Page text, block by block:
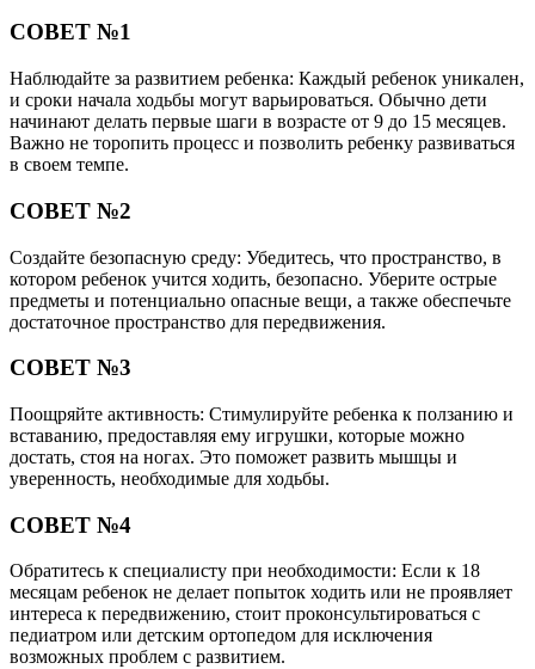
СОВЕТ №1
Наблюдайте за развитием ребенка: Каждый ребенок уникален,
и сроки начала ходьбы могут варьироваться. Обычно дети
начинают делать первые шаги в возрасте от 9 до 15 месяцев.
Важно не торопить процесс и позволить ребенку развиваться
в своем темпе.
СОВЕТ №2
Создайте безопасную среду: Убедитесь, что пространство, в
котором ребенок учится ходить, безопасно. Уберите острые
предметы и потенциально опасные вещи, а также обеспечьте
достаточное пространство для передвижения.
СОВЕТ №3
Поощряйте активность: Стимулируйте ребенка к ползанию и
вставанию, предоставляя ему игрушки, которые можно
достать, стоя на ногах. Это поможет развить мышцы и
уверенность, необходимые для ходьбы.
СОВЕТ №4
Обратитесь к специалисту при необходимости: Если к 18
месяцам ребенок не делает попыток ходить или не проявляет
интереса к передвижению, стоит проконсультироваться с
педиатром или детским ортопедом для исключения
возможных проблем с развитием.